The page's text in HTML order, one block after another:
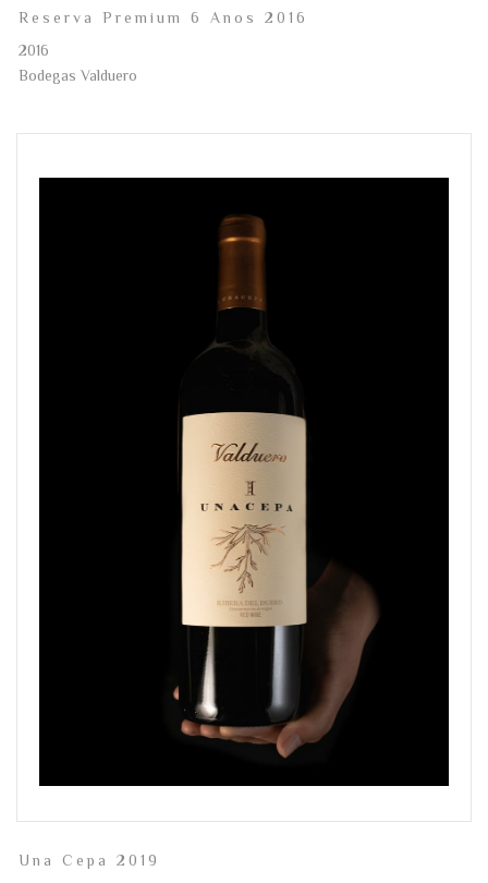
Reserva Premium 6 Anos 2016
2016
Bodegas Valduero
Una Cepa 2019